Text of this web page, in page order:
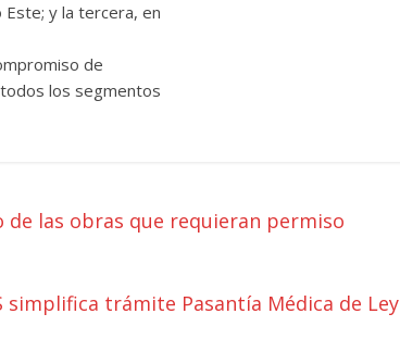
Este; y la tercera, en
de
los segmentos
las obras que requieran permiso
simplifica trámite Pasantía Médica de Ley